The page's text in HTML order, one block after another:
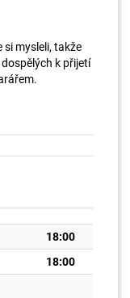
si mysleli, takže
k přijetí
18:00
18:00